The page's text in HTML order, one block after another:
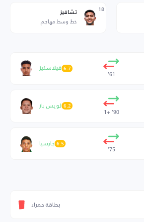
18 تشافيز
خط وسط مهاجم
61’
فيلاسكيز 6.7
90’ +1
لويس باز 6.2
75’
جارسيا6.5
بطاقة حمراء